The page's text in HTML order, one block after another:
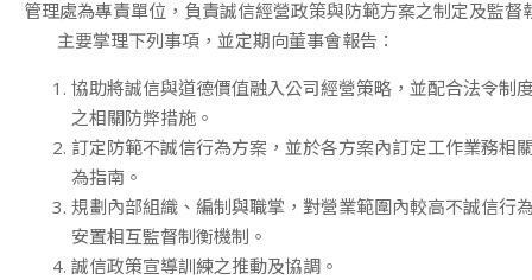
管理處為專責單位，負責誠信經營政策與防範方案之制定及監督
主要掌理下列事項，並定期向董事會報告：
協助將誠信與道德價值融入公司經營策略，並配合法令制
之相關防弊措施。
訂定防範不誠信行為方案，並於各方案內訂定工作業務相
為指南。
規劃內部組織、編制與職掌，對營業範圍內較高不誠信行
安置相互監督制衡機制。
誠信政策宣導訓練之推動及協調。